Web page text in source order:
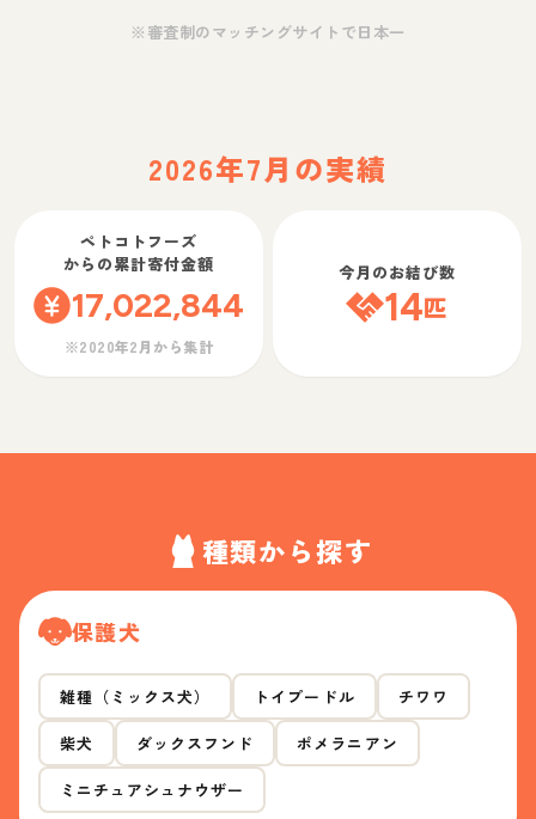
※審査制のマッチングサイトで日本一
2026年7月の実績
ペトコトフーズ
からの累計寄付金額
17,022,844
※2020年2月から集計
今月のお結び数
14匹
種類から探す
保護犬
雑種（ミックス犬） トイプードル チワワ
柴犬 ダックスフンド ポメラニアン
ミニチュアシュナウザー